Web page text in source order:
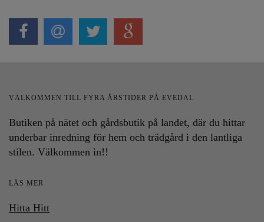
VÄLKOMMEN TILL FYRA ÅRSTIDER PÅ EVEDAL
Butiken på nätet och gårdsbutik på landet, där du hittar
underbar inredning för hem och trädgård i den lantliga
stilen. Välkommen in!!
LÄS MER
Hitta Hitt